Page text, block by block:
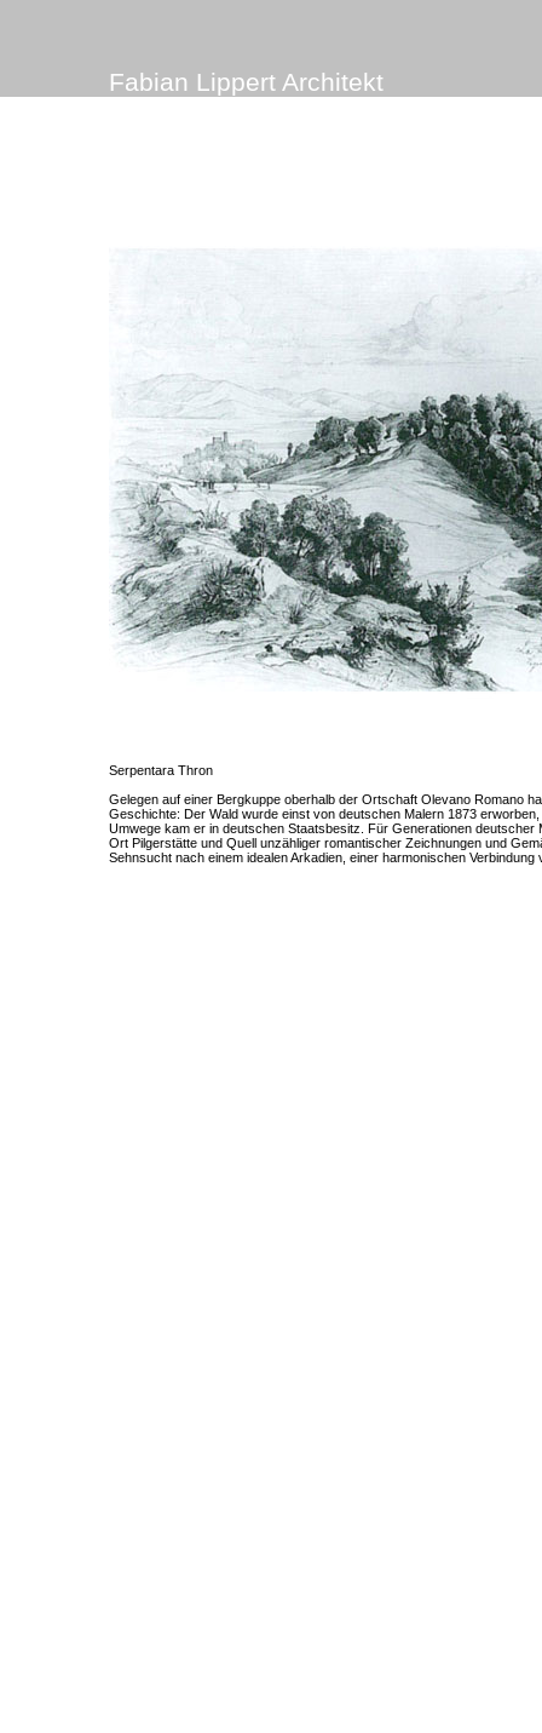
Fabian Lippert Architekt
Serpentara Thron
Gelegen auf einer Bergkuppe oberhalb der Ortschaft Olevano Romano
Geschichte: Der Wald wurde einst von deutschen Malern 1873
Umwege kam er in deutschen Staatsbesitz. Für Generationen
Ort Pilgerstätte und Quell unzähliger romantischer Zeichnungen und
Sehnsucht nach einem idealen Arkadien, einer harmonischen